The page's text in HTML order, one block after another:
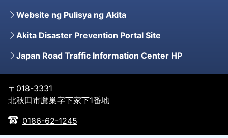
Website ng Pulisya ng Akita
Akita Disaster Prevention Portal Site
Japan Road Traffic Information Center HP
〒018-3331
北秋田市鷹巣字下家下1番地
0186-62-1245